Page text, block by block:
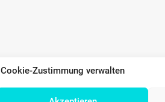
Cookie-Zustimmung verwalten